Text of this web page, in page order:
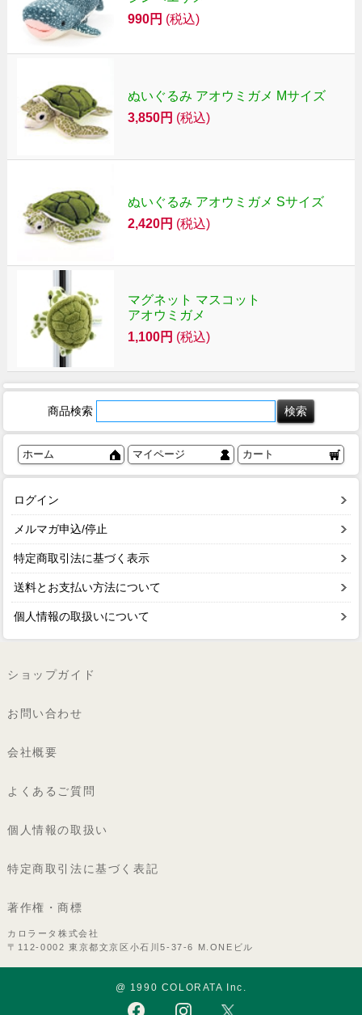
990円 (税込)
ぬいぐるみ アオウミガメ Mサイズ
3,850円 (税込)
ぬいぐるみ アオウミガメ Sサイズ
2,420円 (税込)
マグネット マスコット
アオウミガメ
1,100円 (税込)
商品検索
ホーム マイページ カート
ログイン
メルマガ申込/停止
特定商取引法に基づく表示
送料とお支払い方法について
個人情報の取扱いについて
ショップガイド
お問い合わせ
会社概要
よくあるご質問
個人情報の取扱い
特定商取引法に基づく表記
著作権・商標
カロラータ株式会社
〒112-0002 東京都文京区小石川5-37-6 M.ONEビル
@ 1990 COLORATA Inc.